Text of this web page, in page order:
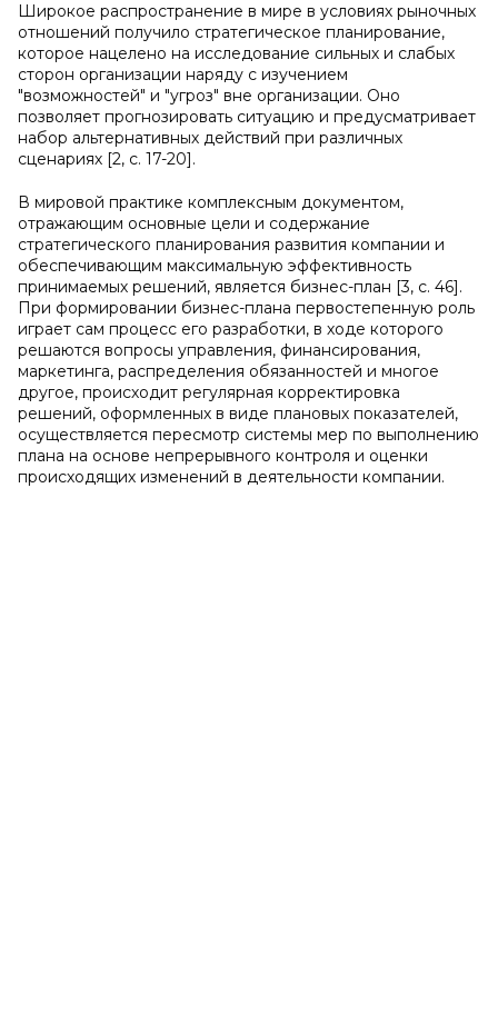
Широкое распространение в мире в условиях рыночных
отношений получило стратегическое планирование,
которое нацелено на исследование сильных и слабых
сторон организации наряду с изучением
"возможностей" и "угроз" вне организации. Оно
позволяет прогнозировать ситуацию и предусматривает
набор альтернативных действий при различных
сценариях [2, с. 17-20].
В мировой практике комплексным документом,
отражающим основные цели и содержание
стратегического планирования развития компании и
обеспечивающим максимальную эффективность
принимаемых решений, является бизнес-план [3, с. 46].
При формировании бизнес-плана первостепенную роль
играет сам процесс его разработки, в ходе которого
решаются вопросы управления, финансирования,
маркетинга, распределения обязанностей и многое
другое, происходит регулярная корректировка
решений, оформленных в виде плановых показателей,
осуществляется пересмотр системы мер по выполнению
плана на основе непрерывного контроля и оценки
происходящих изменений в деятельности компании.